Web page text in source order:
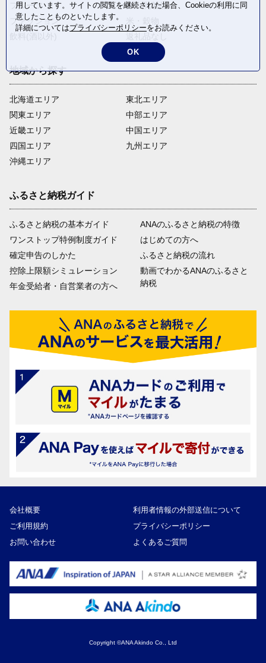
フルーツ
卵・乳製品
ファッション
地域から探す
北海道エリア
関東エリア
近畿エリア
四国エリア
沖縄エリア
東北エリア
中部エリア
中国エリア
九州エリア
ふるさと納税ガイド
ふるさと納税の基本ガイド
ワンストップ特例制度ガイド
確定申告のしかた
控除上限額シミュレーション
年金受給者・自営業者の方へ
ANAのふるさと納税の特徴
はじめての方へ
ふるさと納税の流れ
動画でわかるANAのふるさと
納税
会社概要
利用者情報の外部送信について
ご利用規約
プライバシーポリシー
お問い合わせ
よくあるご質問
Copyright ©ANA Akindo Co., Ltd
用しています。サイトの閲覧を継続された場合、Cookieの利用に同
意したことものといたします。
詳細についてはプライバシーポリシーをお読みください。
OK